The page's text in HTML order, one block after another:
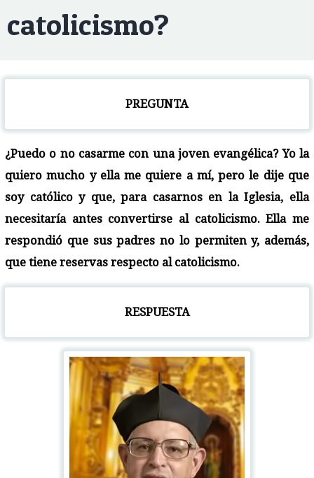
catolicismo?
PREGUNTA
¿Puedo o no casarme con una joven evangélica? Yo la
quiero mucho y ella me quiere a mí, pero le dije que
soy católico y que, para casarnos en la Iglesia, ella
necesitaría antes convertirse al catolicismo. Ella me
respondió que sus padres no lo permiten y, además,
que tiene reservas respecto al catolicismo.
RESPUESTA